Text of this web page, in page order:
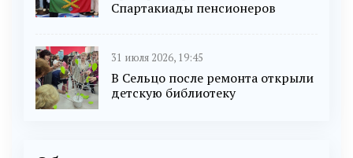
Спартакиады пенсионеров
31 июля 2026, 19:45
В Сельцо после ремонта открыли
детскую библиотеку